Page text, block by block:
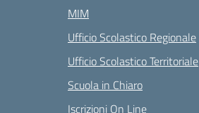
MIM
Ufficio Scolastico Regionale
Ufficio Scolastico Territoriale
Scuola in Chiaro
Iscrizioni On Line